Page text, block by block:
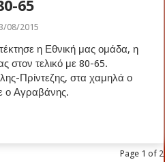
65
08/2015
η Εθνική μας ομάδα, η
στον τελικό με 80-65.
Πρίντεζης, στα χαμηλά ο
ο Αγραβάνης.
Page 1 of 2